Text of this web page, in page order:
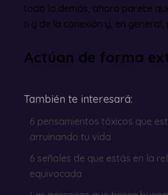
todo lo demás, ahora parece
ti y de la conexión y, en
Actúan de forma
También te interesará:
6 pensamientos tóxicos que
arruinando tu vida
6 señales de que estás en la
equivocada